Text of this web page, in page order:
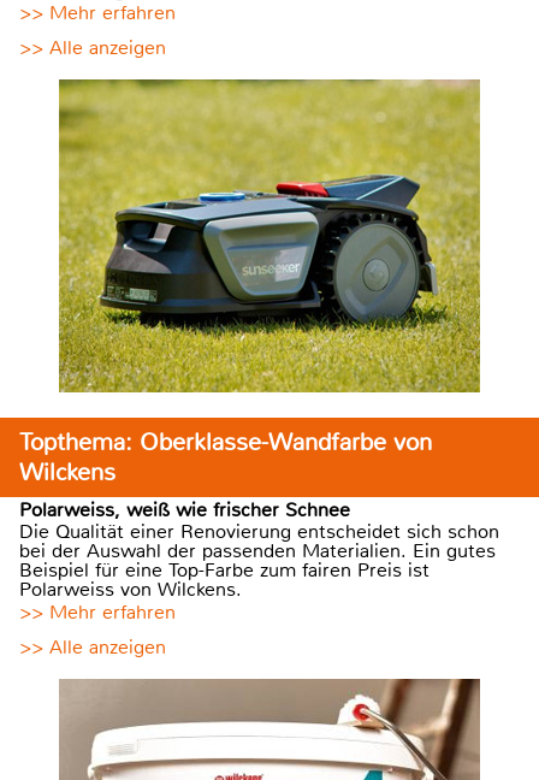
>> Mehr erfahren
>> Alle anzeigen
Topthema: Oberklasse-Wandfarbe von
Wilckens
Polarweiss, weiß wie frischer Schnee
Die Qualität einer Renovierung entscheidet sich schon
bei der Auswahl der passenden Materialien. Ein gutes
Beispiel für eine Top-Farbe zum fairen Preis ist
Polarweiss von Wilckens.
>> Mehr erfahren
>> Alle anzeigen